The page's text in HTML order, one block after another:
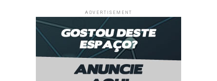
ADVERTISEMENT